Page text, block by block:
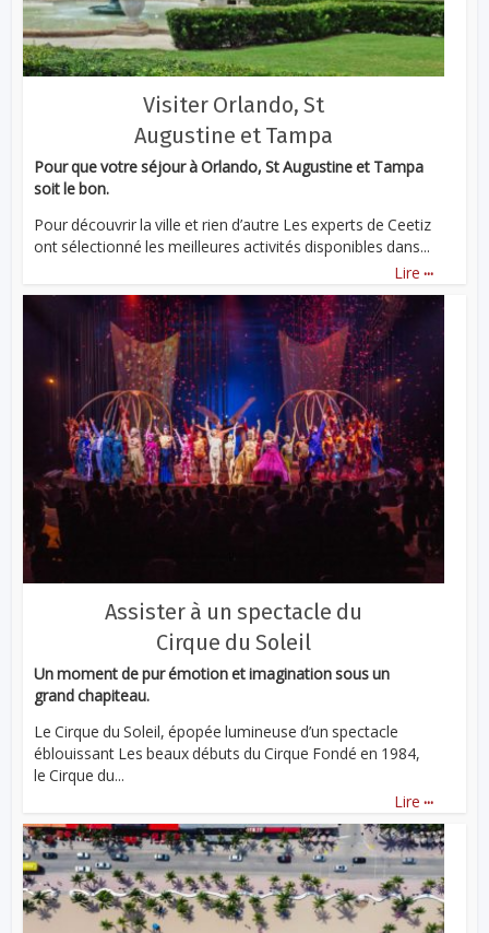
Visiter Orlando, St
Augustine et Tampa
Pour que votre séjour à Orlando, St Augustine et Tampa
soit le bon.
Pour découvrir la ville et rien d’autre Les experts de Ceetiz
ont sélectionné les meilleures activités disponibles dans...
Lire ...
Assister à un spectacle du
Cirque du Soleil
Un moment de pur émotion et imagination sous un
grand chapiteau.
Le Cirque du Soleil, épopée lumineuse d’un spectacle
éblouissant Les beaux débuts du Cirque Fondé en 1984,
le Cirque du...
Lire ...